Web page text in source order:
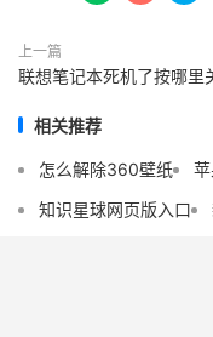
上一篇
联想笔记本死机了按哪里
相关推荐
怎么解除360壁纸
知识星球网页版入口